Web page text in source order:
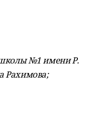
школы №1 имени Р.
Рахимова;